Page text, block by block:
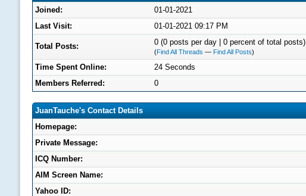
Joined:
01-01-2021
Last Visit:
01-01-2021 09:17 PM
Total Posts: 0 (0 posts per day | 0 percent of total posts)
(Find All Threads — Find All Posts)
Time Spent Online:
24 Seconds
Members Referred:
0
JuanTauche's Contact Details
Homepage:
Private Message:
ICQ Number:
AIM Screen Name:
Yahoo ID: